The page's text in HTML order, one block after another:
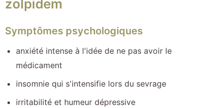
zolpidem
Symptômes psychologiques
anxiété intense à l'idée de ne pas avoir le
médicament
insomnie qui s'intensifie lors du sevrage
irritabilité et humeur dépressive